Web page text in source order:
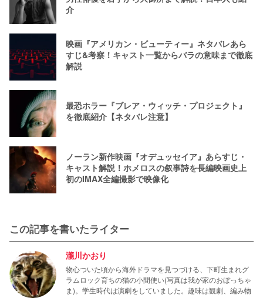
介
映画『アメリカン・ビューティー』ネタバレあら
すじ&考察！キャスト一覧からバラの意味まで徹底
解説
最恐ホラー『ブレア・ウィッチ・プロジェクト』
を徹底紹介【ネタバレ注意】
ノーラン新作映画『オデュッセイア』あらすじ・
キャスト解説！ホメロスの叙事詩を長編映画史上
初のIMAX全編撮影で映像化
この記事を書いたライター
瀧川かおり
物心ついた頃から海外ドラマを見つづける、下町生まれグ
ラムロック育ちの猫の小間使い(写真は我が家のおぼっちゃ
ま)。学生時代は演劇をしていました。趣味は観劇、編み物